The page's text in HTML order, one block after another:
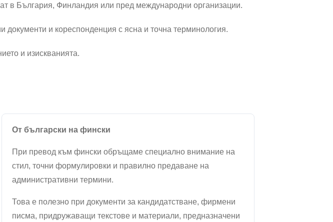
в България, Финландия или пред международни организации.
документи и кореспонденция с ясна и точна терминология.
и изискванията.
От български на фински
При превод към фински обръщаме специално внимание на
стил, точни формулировки и правилно предаване на
административни термини.
Това е полезно при документи за кандидатстване, фирмени
писма, придружаващи текстове и материали, предназначени